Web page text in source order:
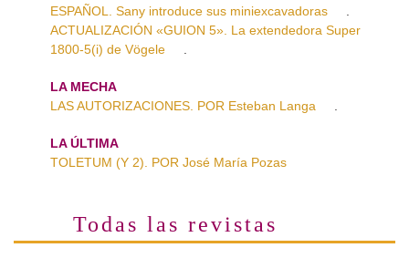
ESPAÑOL. Sany introduce sus miniexcavadoras
ACTUALIZACIÓN «GUION 5». La extendedora Super
1800-5(i) de Vögele
LA MECHA
LAS AUTORIZACIONES. POR Esteban Langa
LA ÚLTIMA
TOLETUM (Y 2). POR José María Pozas
Todas las revistas